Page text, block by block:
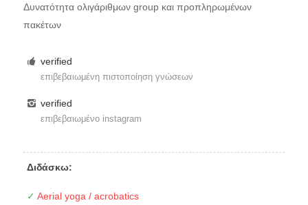
Δυνατότητα ολιγάριθμων group και προπληρωμένων
πακέτων
verified
επιβεβαιωμένη πιστοποίηση γνώσεων
verified
επιβεβαιωμένο instagram
Διδάσκω:
✓ Aerial yoga / acrobatics